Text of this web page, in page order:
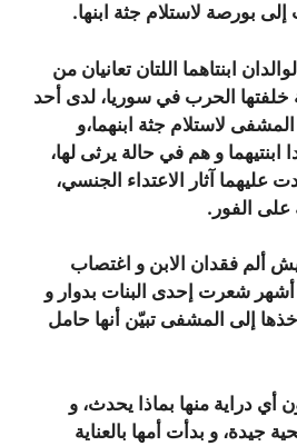
إلى بورصة لاستلام جثة ابنها.
ابنتاهما اللتان تعانيان من
خلفتها الحرب في سوريا، لدى أحد
المشفى لاستلام جثة ابنهما،و
ابنتيهما و هم في حالة يرثى لها،
عليهما آثار الاعتداء الجنسي،
على الفور.
ألم فقدان الابن و اغتصاب
أشهر شعرت إحدى البنات بدوار و
إلى المشفى تبيّن أنها حامل
أي دراية منها بماذا يحدث، و
جيدة، و بدأت أمها بالعناية